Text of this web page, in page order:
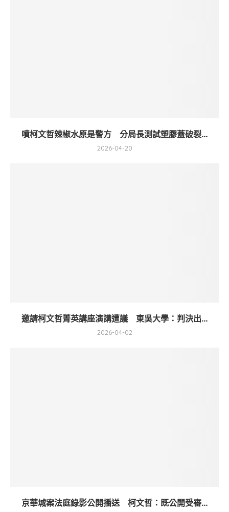
噴柯文哲辣椒水原是警方 分局長測試塑膠蓋破裂...
2026-04-20
邀請柯文哲菁英講座演講遭議 東吳大學：判決出...
2026-04-02
京華城案法庭錄影公開播送 柯文哲：既公開受審...